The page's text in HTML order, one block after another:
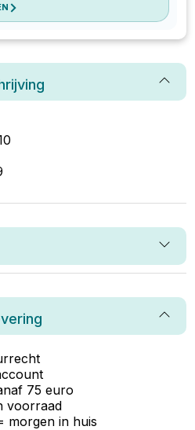
75 euro
voorraad
morgen in huis